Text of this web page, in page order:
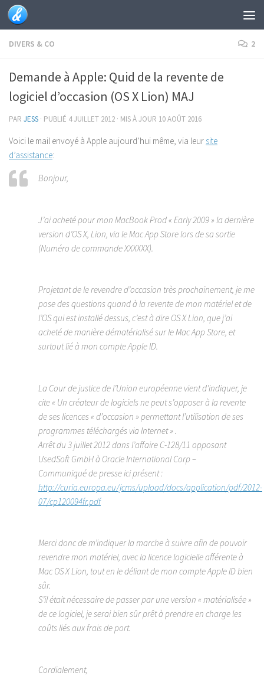
Skip to content
DIVERS & CO 2
Demande à Apple: Quid de la revente de
logiciel d’occasion (OS X Lion) MAJ
PAR JESS · PUBLIÉ 4 JUILLET 2012 · MIS À JOUR 10 AOÛT 2016
Voici le mail envoyé à Apple aujourd’hui même, via leur site
d’assistance:
Bonjour,
J’ai acheté pour mon MacBook Prod « Early 2009 » la dernière
version d’OS X, Lion, via le Mac App Store lors de sa sortie
(Numéro de commande XXXXXX).
Projetant de le revendre d’occasion très prochainement, je me
pose des questions quand à la revente de mon matériel et de
l’OS qui est installé dessus, c’est à dire OS X Lion, que j’ai
acheté de manière dématérialisé sur le Mac App Store, et
surtout lié à mon compte Apple ID.
La Cour de justice de l’Union européenne vient d’indiquer, je
cite « Un créateur de logiciels ne peut s’opposer à la revente
de ses licences « d’occasion » permettant l’utilisation de ses
programmes téléchargés via Internet » .
Arrêt du 3 juillet 2012 dans l’affaire C-128/11 opposant
UsedSoft GmbH à Oracle International Corp –
Communiqué de presse ici présent :
http://curia.europa.eu/jcms/upload/docs/application/pdf/2012-
07/cp120094fr.pdf
Merci donc de m’indiquer la marche à suivre afin de pouvoir
revendre mon matériel, avec la licence logicielle afférente à
Mac OS X Lion, tout en le déliant de mon compte Apple ID bien
sûr.
S’il était nécessaire de passer par une version « matérialisée »
de ce logiciel, je serai bien sûr prêt à prendre en charge les
coûts liés aux frais de port.
Cordialement,